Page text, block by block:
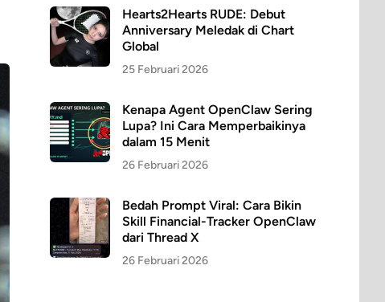
Hearts2Hearts RUDE: Debut
Anniversary Meledak di Chart
Global
25 Februari 2026
Kenapa Agent OpenClaw Sering
Lupa? Ini Cara Memperbaikinya
dalam 15 Menit
26 Februari 2026
Bedah Prompt Viral: Cara Bikin
Skill Financial-Tracker OpenClaw
dari Thread X
26 Februari 2026